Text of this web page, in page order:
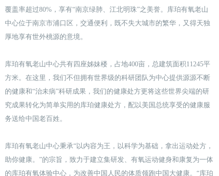
覆盖率超过80%，享有“南京绿肺、江北明珠”之美誉。库珀有氧老山
中心位于南京市浦口区，交通便利，既不失大城市的繁华，又得天独
厚地享有世外桃源的意境。
库珀有氧老山中心共有四座姊妹楼，占地400亩，总建筑面积11245平
方米。在这里，我们不但拥有世界级的科研团队为中心提供源源不断
的健康和“治未病”科研成果，我们的健康处方更将这些世界尖端的研
究成果转化为简单实用的库珀健康处方，配以美国总统享受的健康服
务送给中国老百姓。
库珀有氧老山中心秉承“以内容为王，以科学为基础，拿出运动处方，
助你健康。”的宗旨，致力于建立集研发、有氧运动健身和康复为一体
的库珀有氧体验中心，为改善中国人民的体质领跑中国大健康。“库珀